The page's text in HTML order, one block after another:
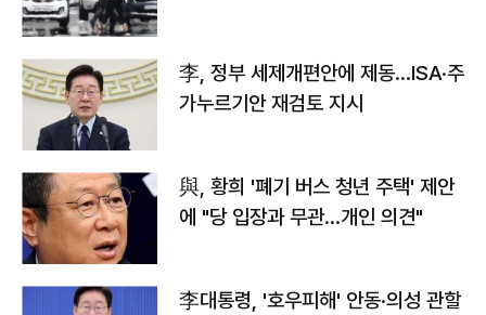
李, 정부 세제개편안에 제동…ISA·주
가누르기안 재검토 지시
與, 황희 '폐기 버스 청년 주택' 제안
에 "당 입장과 무관…개인 의견"
李대통령, '호우피해' 안동·의성 관할